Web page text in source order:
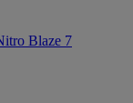
Blaze 7